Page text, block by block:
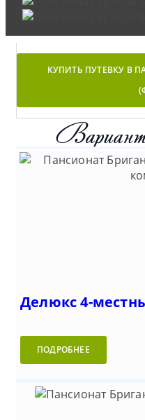
КУПИТЬ ПУТЕВКУ В
Делюкс 4-
ПОДРОБНЕЕ